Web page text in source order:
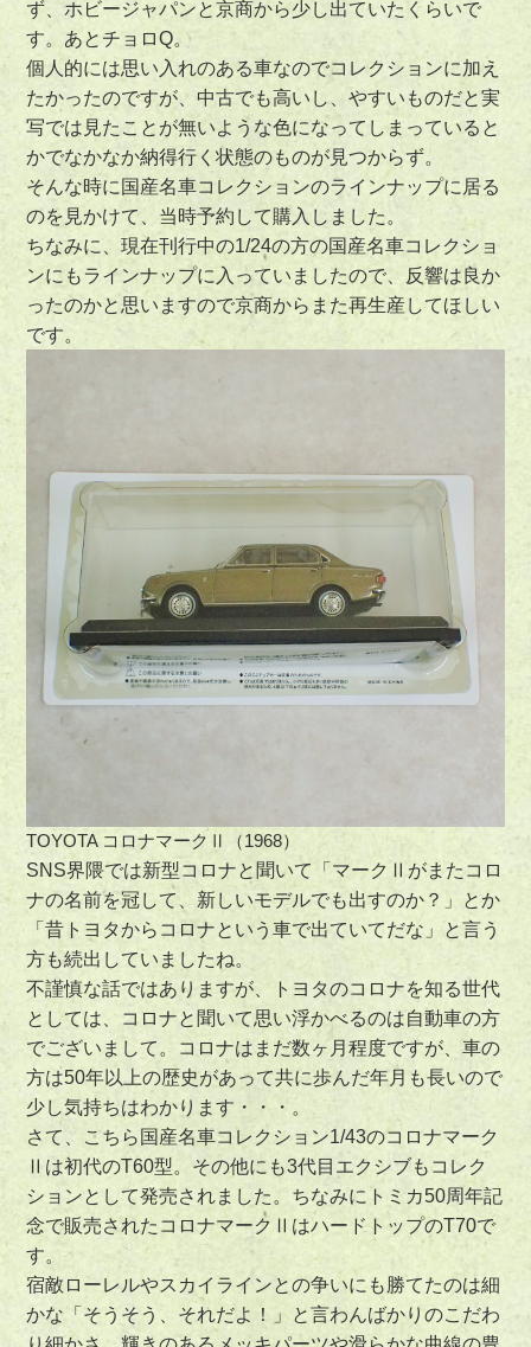
ず、ホビージャパンと京商から少し出ていたくらいで
す。あとチョロQ。
個人的には思い入れのある車なのでコレクションに加え
たかったのですが、中古でも高いし、やすいものだと実
写では見たことが無いような色になってしまっていると
かでなかなか納得行く状態のものが見つからず。
そんな時に国産名車コレクションのラインナップに居る
のを見かけて、当時予約して購入しました。
ちなみに、現在刊行中の1/24の方の国産名車コレクショ
ンにもラインナップに入っていましたので、反響は良か
ったのかと思いますので京商からまた再生産してほしい
です。
TOYOTA コロナマークⅡ（1968）
SNS界隈では新型コロナと聞いて「マークⅡがまたコロ
ナの名前を冠して、新しいモデルでも出すのか？」とか
「昔トヨタからコロナという車で出ていてだな」と言う
方も続出していましたね。
不謹慎な話ではありますが、トヨタのコロナを知る世代
としては、コロナと聞いて思い浮かべるのは自動車の方
でございまして。コロナはまだ数ヶ月程度ですが、車の
方は50年以上の歴史があって共に歩んだ年月も長いので
少し気持ちはわかります・・・。
さて、こちら国産名車コレクション1/43のコロナマーク
Ⅱは初代のT60型。その他にも3代目エクシブもコレク
ションとして発売されました。ちなみにトミカ50周年記
念で販売されたコロナマークⅡはハードトップのT70で
す。
宿敵ローレルやスカイラインとの争いにも勝てたのは細
かな「そうそう、それだよ！」と言わんばかりのこだわ